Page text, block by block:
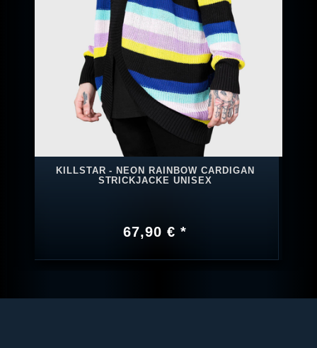
KILLSTAR - NEON RAINBOW CARDIGAN
STRICKJACKE UNISEX
67,90 € *